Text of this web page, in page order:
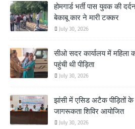
होमगार्ड भर्ती पास युवक की
बेकाबू कार ने मारी टक्कर
July 30, 2026
सीओ सदर कार्यालय में महिला
पहुंची थी पीड़िता
July 30, 2026
झांसी में एसिड अटैक पीड़ितों के
जागरूकता शिविर आयोजित
July 30, 2026